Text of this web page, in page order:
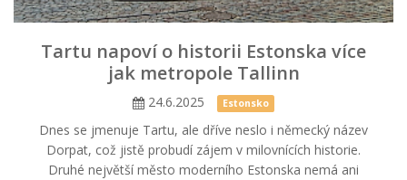
Tartu napoví o historii Estonska více
jak metropole Tallinn
24.6.2025 Estonsko
Dnes se jmenuje Tartu, ale dříve neslo i německý název
Dorpat, což jistě probudí zájem v milovnících historie.
Druhé největší město moderního Estonska nemá ani